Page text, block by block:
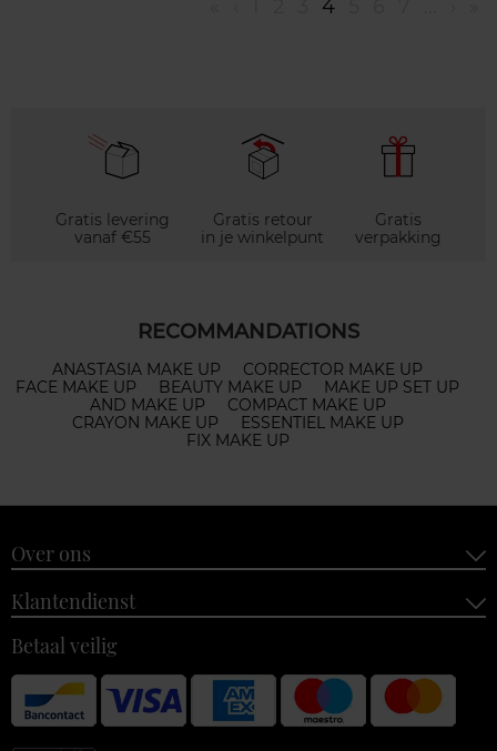
4
Gratis levering
vanaf €55
Gratis retour
in je winkelpunt
Gratis
verpakking
RECOMMANDATIONS
ANASTASIA MAKE UP
CORRECTOR MAKE UP
FACE MAKE UP
BEAUTY MAKE UP
MAKE UP SET UP
AND MAKE UP
COMPACT MAKE UP
CRAYON MAKE UP
ESSENTIEL MAKE UP
FIX MAKE UP
Over ons
Klantendienst
Betaal veilig